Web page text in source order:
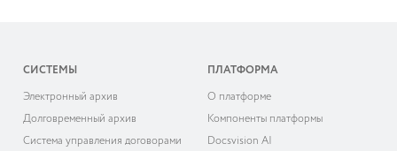
СИСТЕМЫ
Электронный архив
Долговременный архив
Система управления договорами
ПЛАТФОРМА
О платформе
Компоненты платформы
Docsvision AI